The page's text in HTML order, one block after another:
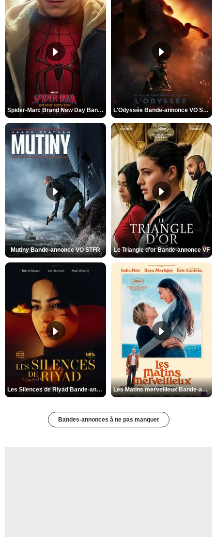
Spider-Man: Brand New Day Bande-annonce VO STFR L'Odyssée Bande-annonce VO STFR
Mutiny Bande-annonce VO STFR Le Triangle d'or Bande-annonce VF
Les Silences de Riyad Bande-annonce VO STFR Les Matins merveilleux Bande-annonce VF
Bandes-annonces à ne pas manquer